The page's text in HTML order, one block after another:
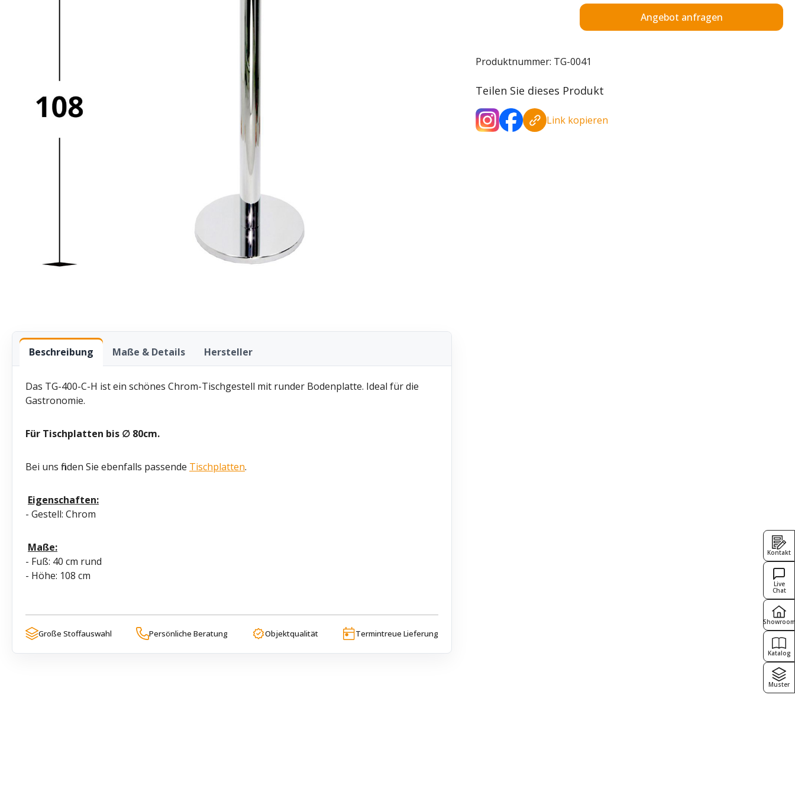
Angebot anfragen
Produktnummer: TG-0041
Teilen Sie dieses Produkt
Link kopieren
Beschreibung Maße & Details Hersteller
Das TG-400-C-H ist ein schönes Chrom-Tischgestell mit runder Bodenplatte. Ideal für die
Gastronomie.
Für Tischplatten bis ∅ 80cm.
Bei uns finden Sie ebenfalls passende Tischplatten.
Eigenschaften:
- Gestell: Chrom
Maße:
- Fuß: 40 cm rund
- Höhe: 108 cm
Große Stoffauswahl Persönliche Beratung Objektqualität Termintreue Lieferung
Kontakt
Live
Chat
Showroom
Katalog
Muster